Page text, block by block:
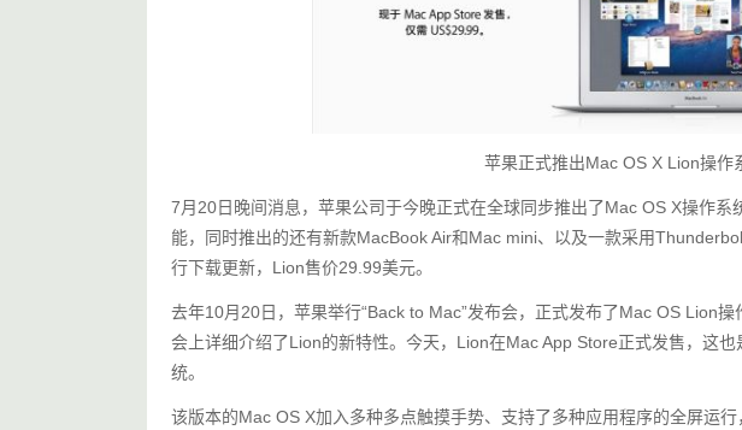
苹果正式推出Mac OS X Lion操作
7月20日晚间消息，苹果公司于今晚正式在全球同步推出了Mac OS X操作
能，同时推出的还有新款MacBook Air和Mac mini、以及一款采用
行下载更新，Lion售价29.99美元。
去年10月20日，苹果举行“Back to Mac”发布会，正式发布了Mac OS Lion
会上详细介绍了Lion的新特性。今天，Lion在Mac App Store正式发售，这
统。
该版本的Mac OS X加入多种多点触摸手势、支持了多种应用程序的全屏运